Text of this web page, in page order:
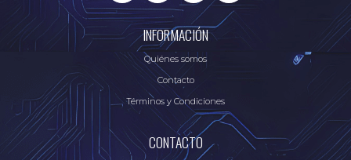
INFORMACIÓN
Quiénes somos
Contacto
Términos y Condiciones
CONTACTO